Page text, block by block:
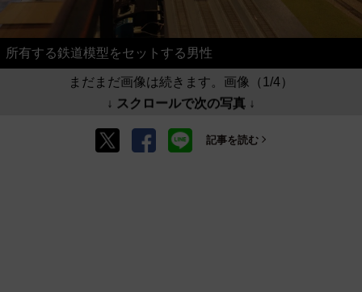
所有する鉄道模型をセットする男性
まだまだ画像は続きます。画像（1/4）
↓ スクロールで次の写真 ↓
記事を読む